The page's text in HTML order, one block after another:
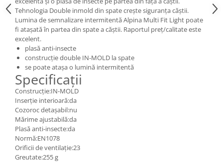
Tehnologia Double inmold din spate crește siguranța căștii.
Lumina de semnalizare intermitentă Alpina Multi Fit Light poate
fi atașată în partea din spate a căștii. Raportul preț/calitate este
excelent.
plasă anti-insecte
construcție double IN-MOLD la spate
se poate atașa o lumină intermitentă
Specificaţii
Construcţie:IN-MOLD
Inserție interioară:da
Cozoroc detașabil:nu
Mărime ajustabilă:da
Plasă anti-insecte:da
Normă:EN1078
Orificii de ventilație:23
Greutate:255 g